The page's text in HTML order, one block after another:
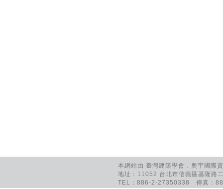
本網站由 臺灣建築學會．奧宇國
地址：11052 台北市信義區基隆路
TEL：886-2-27350338 傳真：